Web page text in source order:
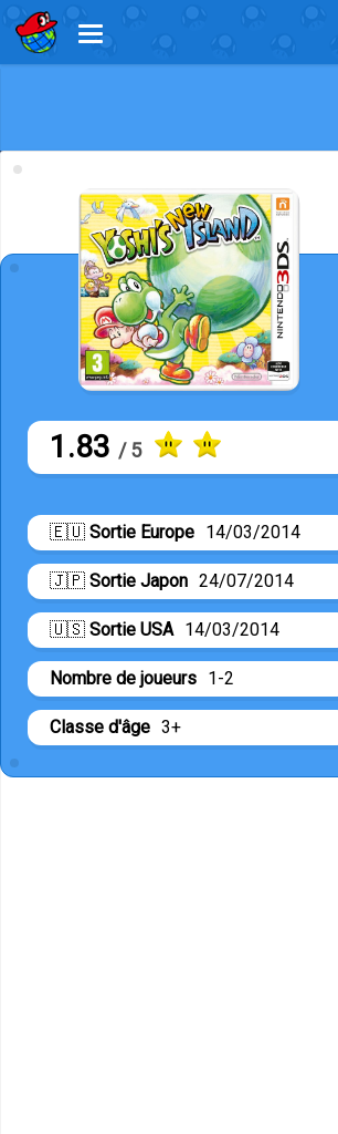
1.83 / 5
🇪🇺 Sortie Europe 14/03/2014
🇯🇵 Sortie Japon 24/07/2014
🇺🇸 Sortie USA 14/03/2014
Nombre de joueurs 1-2
Classe d'âge 3+